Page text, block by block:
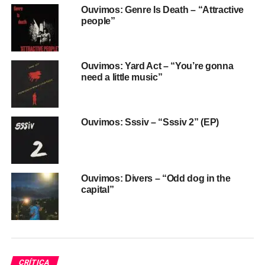
diariamente.
Essa mistura de guerra, medo, amor, morte e (um tiquinho
de) esperança dá o tom de
perto de algo místico, sexy e misterioso em
wings, faz o pós-punk dar vários cruzados de direita em
Celebrate
operístico ao gutural) e ganha tons épicos em
adventure. Uma música de seis minutos e pouco, em que
Jojo relembra fases difíceis da adolescência, enquanto
constrói uma canção com várias partes, herdeira tanto do
LCD Soundsystem quanto dos Smashing Pumpkins de
Mellon Collie and the infinite sadness .
O disco encerra com a faixa-título, uma balada de violão
que inicia com tom ligeiramente jazz, e que se torna uma
guerra deGlutton for punishmentcomeça na mente,
contando uma história de timidez, pé na bunda e, no
Ouvimos: Genre Is Death – “Attractive
people”
Ouvimos: Yard Act – “You’re gonna
need a little music”
Ouvimos: Sssiv – “Sssiv 2” (EP)
Ouvimos: Divers – “Odd dog in the
capital”
CRÍTICA